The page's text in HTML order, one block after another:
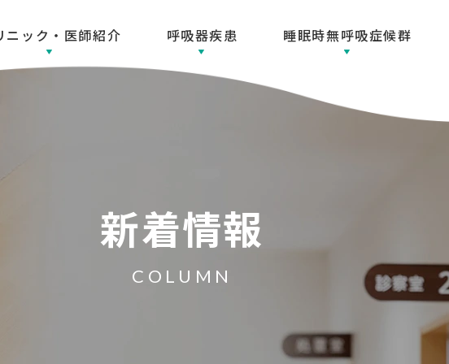
ニック・医師紹介 呼吸器疾患 睡眠時無呼吸症候群
新着情報
COLUMN